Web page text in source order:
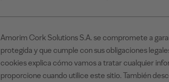
Amorim Cork Solutions S.A. se compromete a
protegida y que cumple con sus obligaciones
cookies explica cómo vamos a tratar cualquier
proporcione cuando utilice este sitio. También